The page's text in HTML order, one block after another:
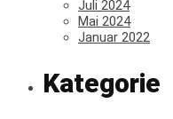
Juli 2024
Mai 2024
Januar 2022
Kategorie